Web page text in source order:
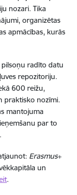
nozari. Tika
organizētas
apmācības, kurās
radīto datu
repozitoriju.
600 reižu,
praktisko nozīmi.
mantojuma
par to
Erasmus+
un
.